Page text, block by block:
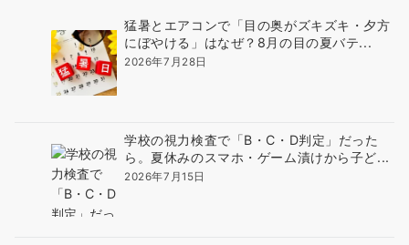
猛暑とエアコンで「目の奥がズキズキ・夕方
にぼやける」はなぜ？8月の目の夏バテ...
2026年7月28日
学校の視力検査で「B・C・D判定」だった
ら。夏休みのスマホ・ゲーム漬けから子ど...
2026年7月15日